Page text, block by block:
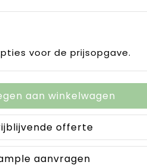
voor de prijsopgave.
aan winkelwagen
offerte
aanvragen